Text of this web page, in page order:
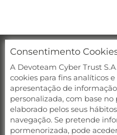
Cybersecurity
Quer
Consentimento
A Devoteam Cyber Trust
cookies para fins analíticos e
apresentação de
personalizada, com base no
elaborado pelos seus
navegação. Se pretende
pormenorizada, pode